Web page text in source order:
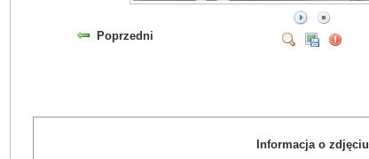
Poprzedni
Informacja o zdjęciu